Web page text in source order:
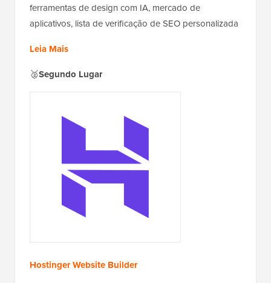
ferramentas de design com IA, mercado de
aplicativos, lista de verificação de SEO personalizada
Leia Mais
🥈Segundo Lugar
Hostinger Website Builder